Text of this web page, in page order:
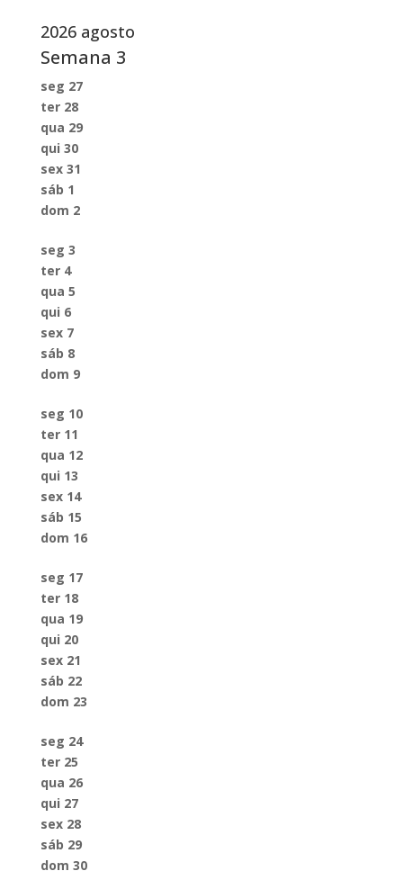
2026 agosto
Semana 3
seg 27
ter 28
qua 29
qui 30
sex 31
sáb 1
dom 2
seg 3
ter 4
qua 5
qui 6
sex 7
sáb 8
dom 9
seg 10
ter 11
qua 12
qui 13
sex 14
sáb 15
dom 16
seg 17
ter 18
qua 19
qui 20
sex 21
sáb 22
dom 23
seg 24
ter 25
qua 26
qui 27
sex 28
sáb 29
dom 30